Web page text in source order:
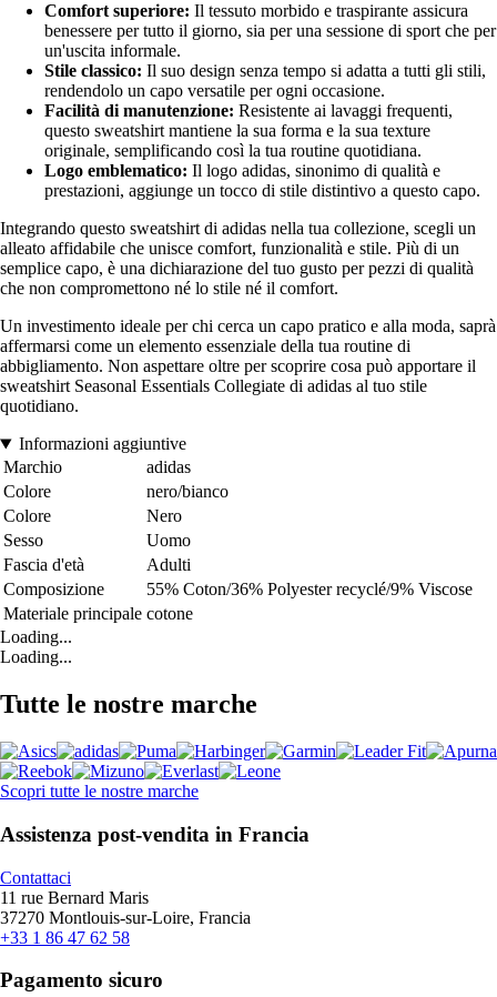
Comfort superiore: Il tessuto morbido e traspirante assicura
benessere per tutto il giorno, sia per una sessione di sport che per
un'uscita informale.
Stile classico: Il suo design senza tempo si adatta a tutti gli stili,
rendendolo un capo versatile per ogni occasione.
Facilità di manutenzione: Resistente ai lavaggi frequenti,
questo sweatshirt mantiene la sua forma e la sua texture
originale, semplificando così la tua routine quotidiana.
Logo emblematico: Il logo adidas, sinonimo di qualità e
prestazioni, aggiunge un tocco di stile distintivo a questo capo.
Integrando questo sweatshirt di adidas nella tua collezione, scegli un
alleato affidabile che unisce comfort, funzionalità e stile. Più di un
semplice capo, è una dichiarazione del tuo gusto per pezzi di qualità
che non compromettono né lo stile né il comfort.
Un investimento ideale per chi cerca un capo pratico e alla moda, saprà
affermarsi come un elemento essenziale della tua routine di
abbigliamento. Non aspettare oltre per scoprire cosa può apportare il
sweatshirt Seasonal Essentials Collegiate di adidas al tuo stile
quotidiano.
Informazioni aggiuntive
Marchio
adidas
Colore
nero/bianco
Colore
Nero
Sesso
Uomo
Fascia d'età
Adulti
Composizione
55% Coton/36% Polyester recyclé/9% Viscose
Materiale principale cotone
Loading...
Loading...
Tutte le nostre marche
Scopri tutte le nostre marche
Assistenza post-vendita in Francia
Contattaci
11 rue Bernard Maris
37270 Montlouis-sur-Loire, Francia
+33 1 86 47 62 58
Pagamento sicuro